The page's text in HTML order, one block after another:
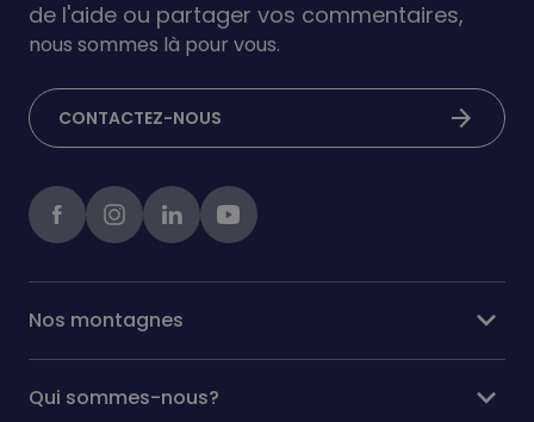
de l'aide ou partager vos commentaires,
nous sommes là pour vous.
CONTACTEZ-NOUS arrow_forward
FacebookinstagramlinkedInYoutube
Nos montagnes expand_more
Qui sommes-nous? expand_more